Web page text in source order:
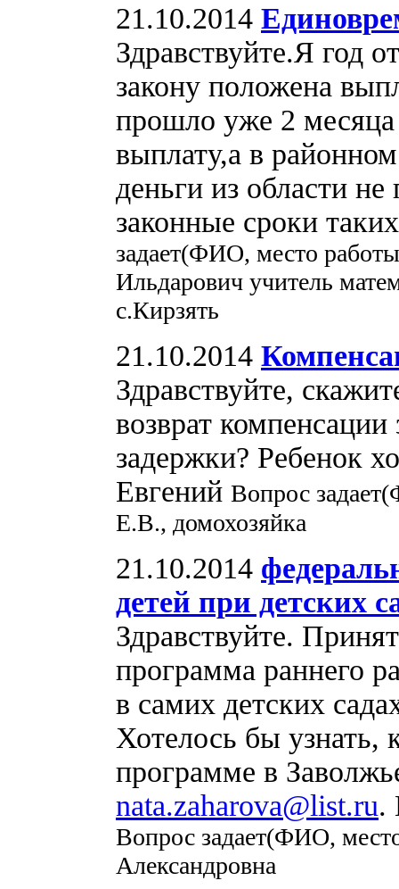
21.10.2014
Здравствуйте.Я год
закону положена
прошло уже 2 месяца
выплату,а в
деньги из области
законные сроки
задает(ФИО, место
Ильдарович учитель
с.Кирзять
21.10.2014
Здравствуйте,
возврат
задержки? Ребенок
Евгений Вопрос
Е.В., домохозяйка
21.10.2014
детей при детских
Здравствуйте.
программа раннего
в самих детских
Хотелось бы узнать,
программе в
nata.zaharova@list.ru.
Вопрос задает(ФИО,
Александровна